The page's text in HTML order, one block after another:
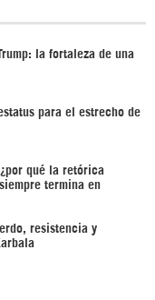
la fortaleza de una
para el estrecho de
qué la retórica
termina en
resistencia y